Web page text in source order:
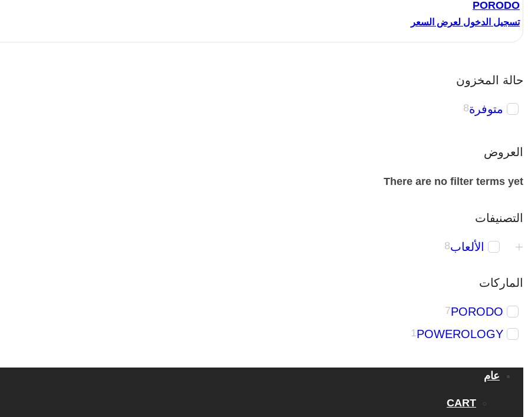
PORODO
تسجيل الدخول لعرض السعر
حالة المخزون
متوفرة8
العروض
There are no filter terms yet
التصنيفات
الألعاب8
الماركات
PORODO
7
POWEROLOGY
1
عام
CART